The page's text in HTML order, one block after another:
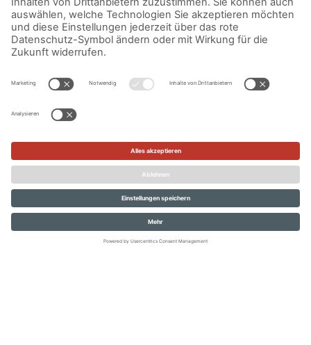
Saftige Lebkuchen und würzige
Klassiker
Für das i-Tüpfelchen an verführerischem Weihnachtsduft
sorgen schlussendlich ein
raffiniertesGewürzkonfekt,Brownies mit Gewürzen,oder
Nürnberger Studenten- Lebkuchen
einen ganz wunderbar duftenden bunten Teller!
Wir sind gespannt, was ihr für euch und euren Lieben in der